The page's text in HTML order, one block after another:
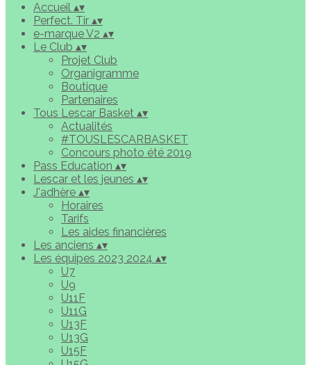
Accueil ▴▾
Perfect. Tir ▴▾
e-marque V2 ▴▾
Le Club ▴▾
Projet Club
Organigramme
Boutique
Partenaires
Tous Lescar Basket ▴▾
Actualités
#TOUSLESCARBASKET
Concours photo été 2019
Pass Education ▴▾
Lescar et les jeunes ▴▾
J'adhère ▴▾
Horaires
Tarifs
Les aides financières
Les anciens ▴▾
Les équipes 2023 2024 ▴▾
U7
U9
U11F
U11G
U13F
U13G
U15F